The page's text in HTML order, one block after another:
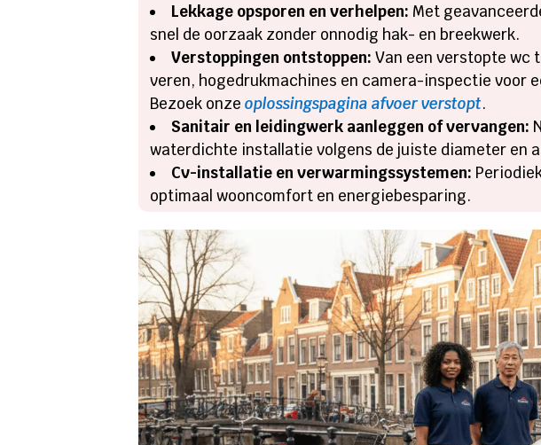
Lekkage opsporen en verhelpen: Met
snel de oorzaak zonder onnodig hak- en breekwerk.
Verstoppingen ontstoppen: Van een verstopte wc
veren, hogedrukmachines en camera-inspectie voor
Bezoek onzeoplossingspagina afvoer verstopt.
Sanitair en leidingwerk aanleggen of vervangen:
waterdichte installatie volgens de juiste diameter en
Cv-installatie en verwarmingssystemen:
optimaal wooncomfort en energiebesparing.